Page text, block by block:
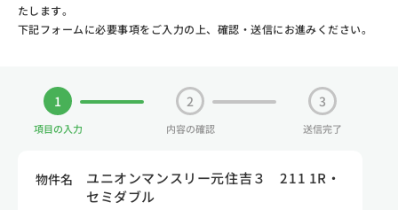
たします。
下記フォームに必要事項をご入力の上、確認・送信にお進みください。
1
項目の入力
2
内容の確認
3
送信完了
物件名
ユニオンマンスリー元住吉３ 211 1R・
セミダブル